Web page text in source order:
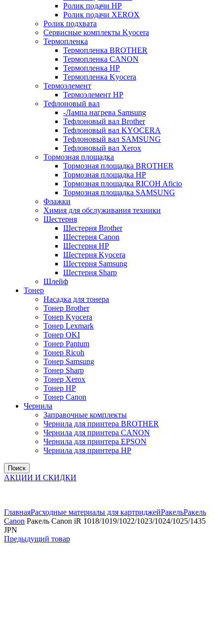
Ролик подачи HP
Ролик подачи XEROX
Ролик подхвата
Сервисные комплекты Kyocera
Термопленка
Термопленка BROTHER
Термопленка CANON
Термопленка HP
Термопленка Kyocera
Термоэлемент
Термоэлемент НР
Тефлоновый вал
-Лампа нагрева Samsung
Тефлоновый вал Brother
Тефлоновый вал KYOCERA
Тефлоновый вал SAMSUNG
Тефлоновый вал Xerox
Тормозная площадка
Тормозная площадка BROTHER
Тормозная площадка HP
Тормозная площадка RICOH Aficio
Тормозная площадка SAMSUNG
Флажки
Химия для обслуживания техники
Шестерня
Шестерня Brother
Шестерня Canon
Шестерня HP
Шестерня Kyocera
Шестерня Samsung
Шестерня Sharp
Шлейф
Тонер
Насадка для тонера
Тонер Brother
Тонер Kyocera
Тонер Lexmark
Тонер OKI
Тонер Pantum
Тонер Ricoh
Тонер Samsung
Тонер Sharp
Тонер Xerox
Тонер НР
Тонер Саnon
Чернила
Заправочные комплекты
Чернила для принтера BROTHER
Чернила для принтера CANON
Чернила для принтера EPSON
Чернила для принтера HP
Поиск
АКЦИИ И СКИДКИ
ГлавнаяРасходные материалы для картриджейРакельРакель
Canon Ракель Canon iR 1018/1019/1022/1023/1024/1025/1435
JPN
Предыдущий товар